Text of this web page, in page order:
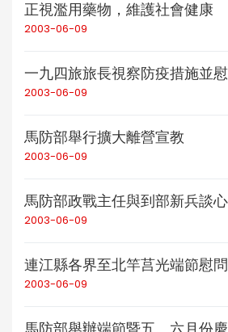
正視濫用藥物，維護社會健康
2003-06-09
一九四旅旅長視察防疫措施並
2003-06-09
馬防部舉行擴大離營宣教
2003-06-09
馬防部政戰主任與到部新兵談心
2003-06-09
連江縣各界至北竿莒光端節慰問
2003-06-09